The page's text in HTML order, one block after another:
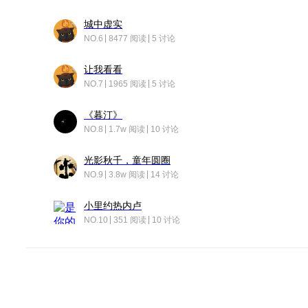
城中虚实
NO.6 8477 阅读 5 讨论
让我看看
NO.7 1965 阅读 5 讨论
《暮汀》
NO.8 1.7w 阅读 10 讨论
光影秋千，童年圆圈
NO.9 3.8w 阅读 14 讨论
小里约热内卢
NO.10 351 阅读 10 讨论